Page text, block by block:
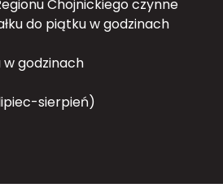
Chojnickiego czynne
do piątku w godzinach
w godzinach
sierpień)